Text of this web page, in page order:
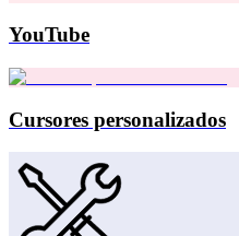
YouTube
Cursores personalizados